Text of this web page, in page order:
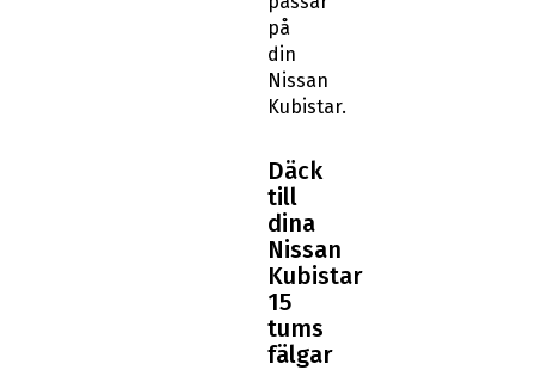
på
din
Nissan
Kubistar.
Däck
till
dina
Nissan
Kubistar
15
tums
fälgar